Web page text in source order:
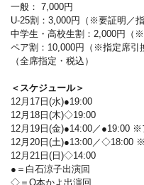
一般： 7,000円
U-25割：3,000円（※要証明／指
中学生・高校生割：2,000円（※
ペア割：10,000円（※指定席引
（全席指定・税込）
＜スケジュール＞
12月17日(水)●19:00
12月18日(木)◇19:00
12月19日(金)●14:00／●19:00 ※
12月20日(土)●13:00／◇18:00
12月21日(日)◇14:00
●＝白石涼子出演回
◇＝Q本かよ出演回